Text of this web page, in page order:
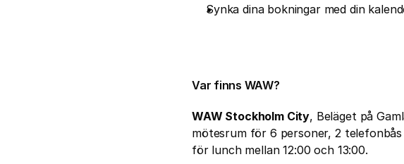
Synka dina bokningar med din
Var finns WAW?
WAW Stockholm City, Beläget på
mötesrum för 6 personer, 2
för lunch mellan 12:00 och 13:00.